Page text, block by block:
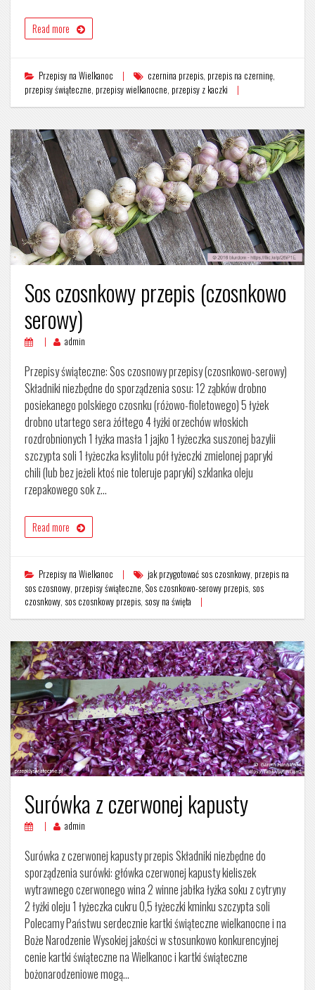
Read more
Przepisy na Wielkanoc czernina przepis, przepis na czerninę,
przepisy świąteczne, przepisy wielkanocne, przepisy z kaczki
Sos czosnkowy przepis (czosnkowo
serowy)
admin
Przepisy świąteczne: Sos czosnowy przepisy (czosnkowo-serowy)
Składniki niezbędne do sporządzenia sosu: 12 ząbków drobno
posiekanego polskiego czosnku (różowo-fioletowego) 5 łyżek
drobno utartego sera żółtego 4 łyżki orzechów włoskich
rozdrobnionych 1 łyżka masła 1 jajko 1 łyżeczka suszonej bazylii
szczypta soli 1 łyżeczka ksylitolu pół łyżeczki zmielonej papryki
chili (lub bez jeżeli ktoś nie toleruje papryki) szklanka oleju
rzepakowego sok z…
Read more
Przepisy na Wielkanoc jak przygotować sos czosnkowy, przepis na
sos czosnowy, przepisy świąteczne, Sos czosnkowo-serowy przepis, sos
czosnkowy, sos czosnkowy przepis, sosy na święta
Surówka z czerwonej kapusty
admin
Surówka z czerwonej kapusty przepis Składniki niezbędne do
sporządzenia surówki: główka czerwonej kapusty kieliszek
wytrawnego czerwonego wina 2 winne jabłka łyżka soku z cytryny
2 łyżki oleju 1 łyżeczka cukru 0,5 łyżeczki kminku szczypta soli
Polecamy Państwu serdecznie kartki świąteczne wielkanocne i na
Boże Narodzenie Wysokiej jakości w stosunkowo konkurencyjnej
cenie kartki świąteczne na Wielkanoc i kartki świąteczne
bożonarodzeniowe mogą…